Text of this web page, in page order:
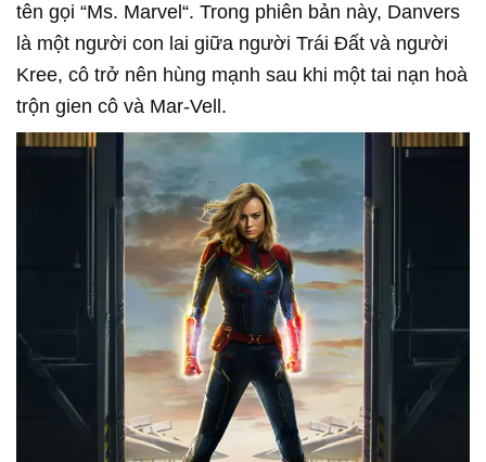
tên gọi “Ms. Marvel“. Trong phiên bản này, Danvers
là một người con lai giữa người Trái Đất và người
Kree, cô trở nên hùng mạnh sau khi một tai nạn hoà
trộn gien cô và Mar-Vell.